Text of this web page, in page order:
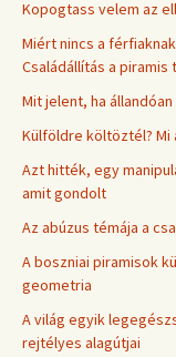
Kopogtass velem az
Miért nincs a
Családállítás a piramis
Mit jelent, ha
Külföldre költöztél? Mi
Azt hitték, egy
amit gondolt
Az abúzus témája a
A boszniai piramisok
geometria
A világ egyik
rejtélyes alagútjai